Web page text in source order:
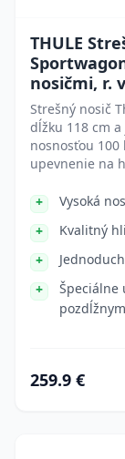
THULE
nosičmi, r.
Strešný nosič
dĺžku 118 cm
nosnosťou 100
upevnenie na
Vysoká
Kvalitný
Špeciálne
259.9 €